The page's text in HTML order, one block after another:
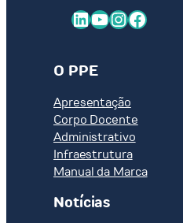
LinkedIn Youtube InstagramFacebook
O PPE
Apresentação
Corpo Docente
Administrativo
Infraestrutura
Manual da Marca
Notícias